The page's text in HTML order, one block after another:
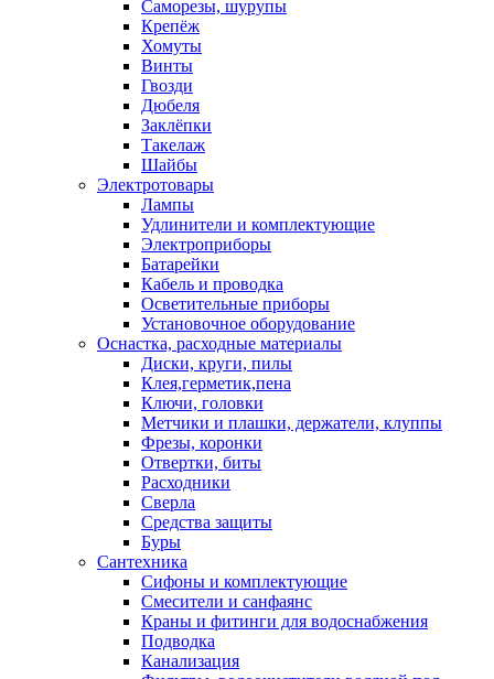
Саморезы, шурупы
Крепёж
Хомуты
Винты
Гвозди
Дюбеля
Заклёпки
Такелаж
Шайбы
Электротовары
Лампы
Удлинители и комплектующие
Электроприборы
Батарейки
Кабель и проводка
Осветительные приборы
Установочное оборудование
Оснастка, расходные материалы
Диски, круги, пилы
Клея,герметик,пена
Ключи, головки
Метчики и плашки, держатели, клуппы
Фрезы, коронки
Отвертки, биты
Расходники
Сверла
Средства защиты
Буры
Сантехника
Сифоны и комплектующие
Смесители и санфаянс
Краны и фитинги для водоснабжения
Подводка
Канализация